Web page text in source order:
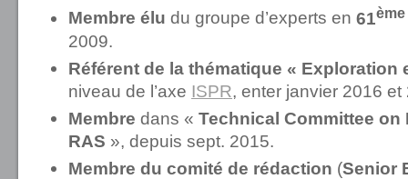
Membre élu du groupe d’experts en 61ème
2009.
Référent de la thématique « Exploration
niveau de l’axe ISPR, enter janvier 2016 et
Membre dans « Technical Committee on
RAS », depuis sept. 2015.
Membre du comité de rédaction (Senior